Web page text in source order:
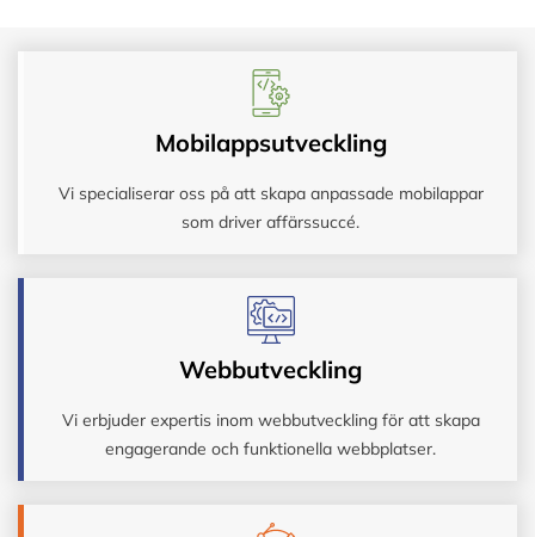
Mobilappsutveckling
Vi specialiserar oss på att skapa anpassade mobilappar
som driver affärssuccé.
Webbutveckling
Vi erbjuder expertis inom webbutveckling för att skapa
engagerande och funktionella webbplatser.